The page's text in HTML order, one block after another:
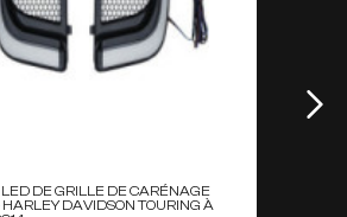
DE GRILLE DE CARÉNAGE
DAVIDSON TOURING À